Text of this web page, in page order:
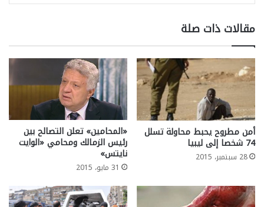
مقالات ذات صلة
أمن مطروح يحبط محاولة تسلل
74 شخصا إلى ليبيا
28 سبتمبر، 2015
«المحامين» تعلن التصالح بين
رئيس الزمالك ومحامي «الوايت
نايتس»
31 مايو، 2015